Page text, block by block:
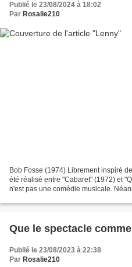
Publié le 23/08/2024 à 18:02
Par Rosalie210
Bob Fosse (1974) Librement inspiré
été réalisé entre "Cabaret" (1972) et
n'est pas une comédie musicale.
Que le spectacle
Publié le 23/08/2023 à 22:38
Par Rosalie210